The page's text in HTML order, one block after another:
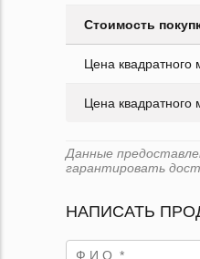
Стоимость
Цена квадратного
Цена квадратного
Данные
гарантировать
НАПИСАТЬ